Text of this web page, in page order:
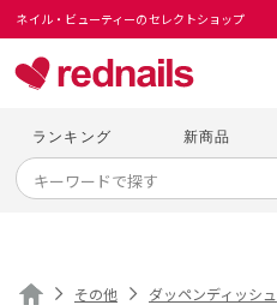
ネイル・ビューティーのセレクトショップ
ランキング 新商品
その他 ダッペンディッシュ